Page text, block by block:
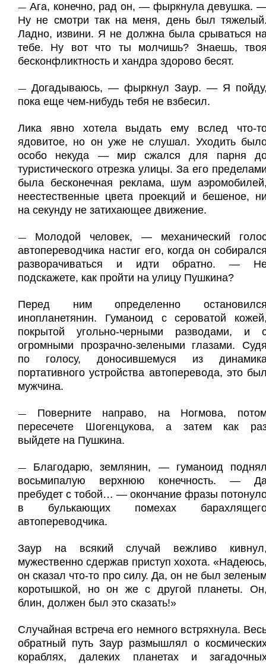
— Ага, конечно, рад он, — фыркнула девушка.
Ну не смотри так на меня, день был
Ладно, извини. Я не должна была срываться
тебе. Ну вот что ты молчишь? Знаешь,
бесконфликтность и хандра здорово бесят.
— Догадываюсь, — фыркнул Заур. — Я
пока еще чем-нибудь тебя не взбесил.
Лика явно хотела выдать ему вслед что-
ядовитое, но он уже не слушал. Уходить
особо некуда — мир сжался для парня
туристического отрезка улицы. За его
была бесконечная реклама, шум
неестественные цвета проекций и бешеное,
на секунду не затихающее движение.
— Молодой человек, — механический
автопереводчика настиг его, когда он
разворачиваться и идти обратно. —
подскажете, как пройти на улицу Пушкина?
Перед ним определенно
инопланетянин. Гуманоид с сероватой
покрытой угольно-черными разводами, и
огромными прозрачно-зелеными глазами.
по голосу, доносившемуся из
портативного устройства автоперевода, это
мужчина.
— Поверните направо, на Ногмова,
пересечете Шогенцукова, а затем как
выйдете на Пушкина.
— Благодарю, землянин, — гуманоид
восьмипалую верхнюю конечность. —
пребудет с тобой… — окончание фразы
в булькающих помехах
автопереводчика.
Заур на всякий случай вежливо
мужественно сдержав приступ хохота.
он сказал что-то про силу. Да, он не был
коротышкой, но он же с другой планеты.
блин, должен был это сказать!»
Случайная встреча его немного встряхнула.
обратный путь Заур размышлял о
кораблях, далеких планетах и